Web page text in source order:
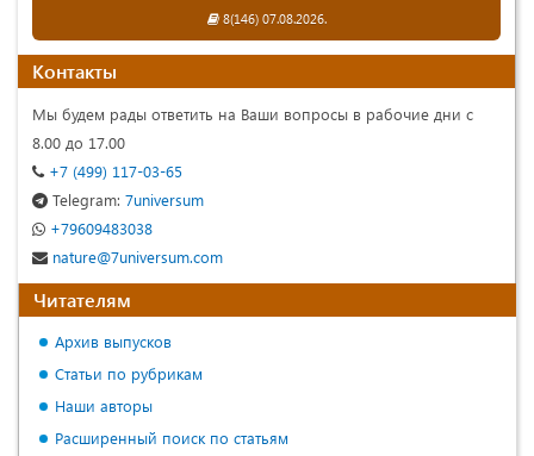
8(146) 07.08.2026.
Контакты
Мы будем рады ответить на Ваши вопросы в рабочие дни с
8.00 до 17.00
+7 (499) 117-03-65
Telegram: 7universum
+79609483038
nature@7universum.com
Читателям
Архив выпусков
Статьи по рубрикам
Наши авторы
Расширенный поиск по статьям